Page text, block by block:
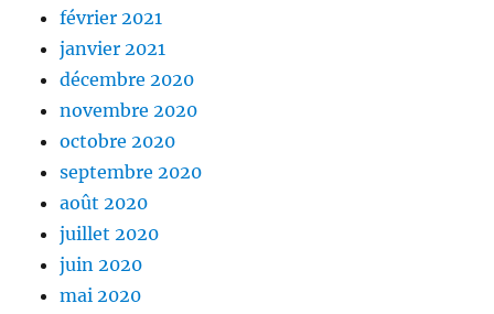
février 2021
janvier 2021
décembre 2020
novembre 2020
octobre 2020
septembre 2020
août 2020
juillet 2020
juin 2020
mai 2020